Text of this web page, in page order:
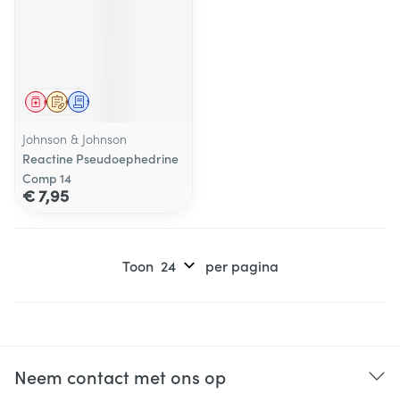
Op voorschrift
GeneesmiddelSchriftelijke aanvraag
Johnson & Johnson
Reactine Pseudoephedrine
Comp 14
€ 7,95
Toon per pagina
Neem contact met ons op